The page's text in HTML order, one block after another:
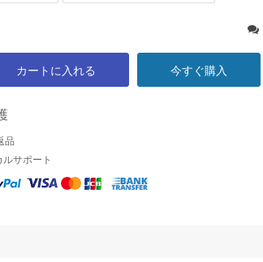
カートに入れる 今すぐ購入
品
サポート